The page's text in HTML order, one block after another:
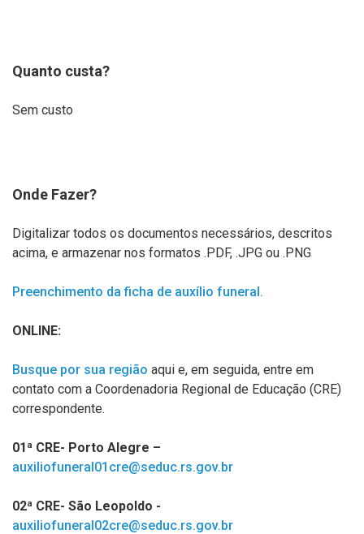
Quanto custa?
Sem custo
Onde Fazer?
Digitalizar todos os documentos necessários, descritos
acima, e armazenar nos formatos .PDF, .JPG ou .PNG
Preenchimento da ficha de auxílio funeral.
ONLINE:
Busque por sua região aqui e, em seguida, entre em
contato com a Coordenadoria Regional de Educação (CRE)
correspondente.
01ª CRE- Porto Alegre –
auxiliofuneral01cre@seduc.rs.gov.br
02ª CRE- São Leopoldo -
auxiliofuneral02cre@seduc.rs.gov.br